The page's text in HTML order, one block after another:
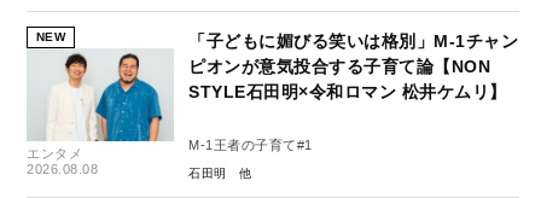
NEW
エンタメ
2026.08.08
「子どもに媚びる笑いは格別」M-1チャン
ピオンが意気投合する子育て論【NON
STYLE石田明×令和ロマン 松井ケムリ】
M-1王者の子育て#1
石田明